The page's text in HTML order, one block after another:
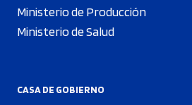
Ministerio de Producción
Ministerio de Salud
CASA DE GOBIERNO